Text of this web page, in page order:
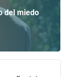
del miedo